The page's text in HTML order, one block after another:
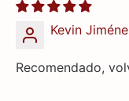
Kevin
Recomendado,